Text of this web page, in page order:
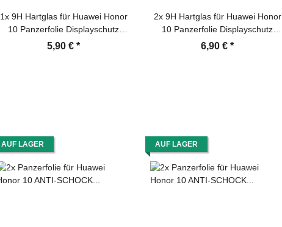
1x 9H Hartglas für Huawei Honor
10 Panzerfolie Displayschutz
Schutzglas HD KLAR Panzerglas
5,90 € *
2x 9H Hartglas für Huawei Honor
10 Panzerfolie Displayschutz
Schutzglas HD KLAR Panzerglas
6,90 € *
AUF LAGER AUF LAGER